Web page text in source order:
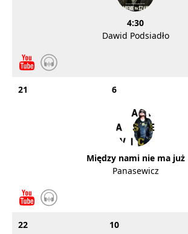
4:30
Dawid Podsiadło
21 6
Między nami nie ma już
Panasewicz
22 10